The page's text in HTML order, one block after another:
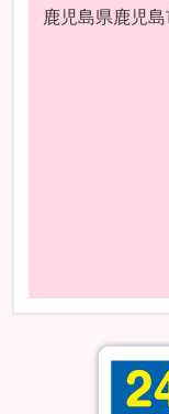
鹿児島県鹿児